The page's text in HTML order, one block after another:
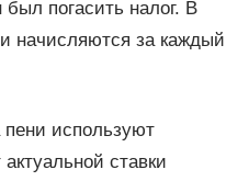
погасить налог. В
начисляются за каждый
используют
ставки